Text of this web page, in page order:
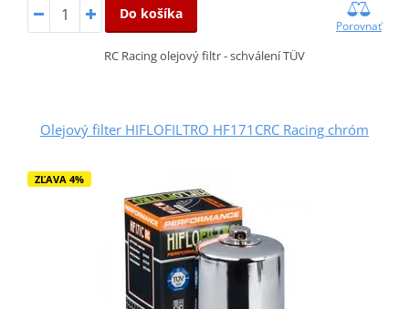
Do košíka
Porovnať
RC Racing olejový filtr - schválení TÜV
Olejový filter HIFLOFILTRO HF171CRC Racing chróm
ZĽAVA 4%